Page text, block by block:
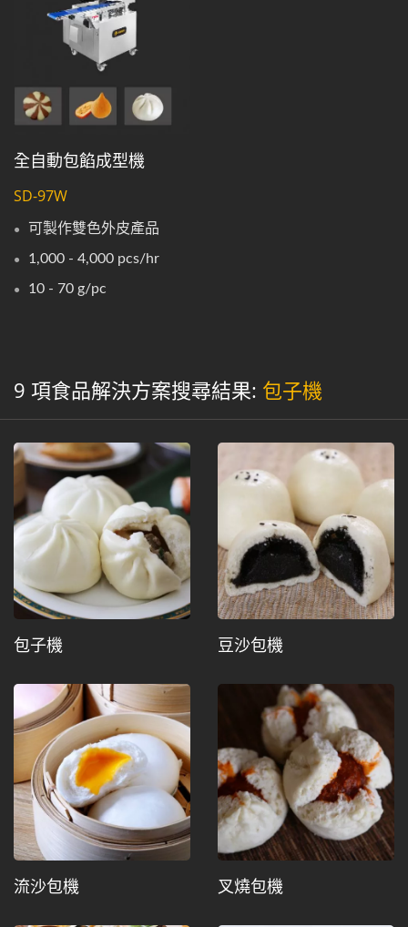
全自動包餡成型機
SD-97W
可製作雙色外皮產品
1,000 - 4,000 pcs/hr
10 - 70 g/pc
9 項食品解決方案搜尋結果: 包子機
包子機 豆沙包機
流沙包機 叉燒包機